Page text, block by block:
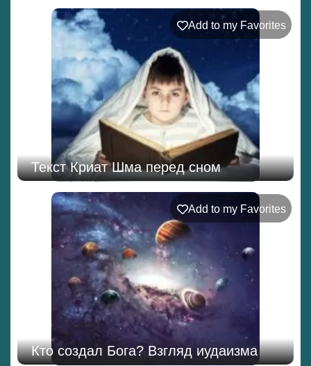
Add to my Favorites
Текст Криат Шма перед сном
Add to my Favorites
Кто создал Бога? Взгляд иудаизма